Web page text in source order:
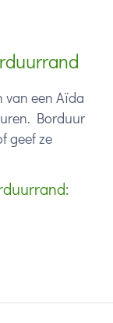
van een Aïda
Borduur
geef ze